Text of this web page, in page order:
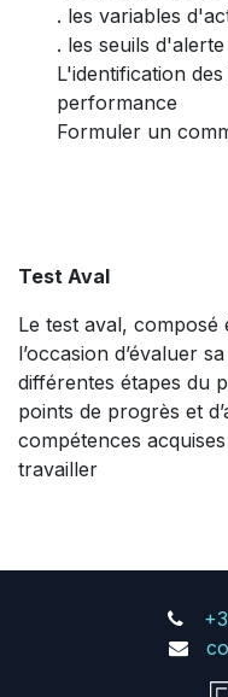
. les variables
. les seuils d'alerte
L'identification
performance
Formuler un
Test Aval
Le test aval, composé
l’occasion d’évaluer
différentes étapes du
points de progrès et
compétences
travailler